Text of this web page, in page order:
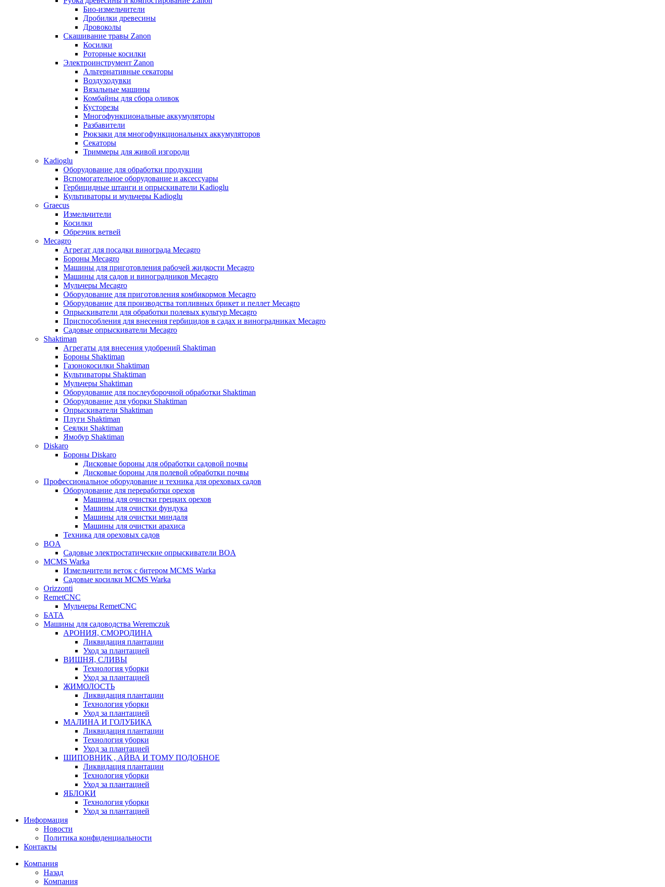
Био-измельчители
Дробилки древесины
Дровоколы
Скашивание травы Zanon
Косилки
Роторные косилки
Электроинструмент Zanon
Альтернативные секаторы
Воздуходувки
Вязальные машины
Комбайны для сбора оливок
Кусторезы
Многофункциональные аккумуляторы
Разбавители
Рюкзаки для многофункциональных аккумуляторов
Секаторы
Триммеры для живой изгороди
Kadioglu
Оборудование для обработки продукции
Вспомогательное оборудование и аксессуары
Гербицидные штанги и опрыскиватели Kadioglu
Культиваторы и мульчеры Kadioglu
Graecus
Измельчители
Косилки
Обрезчик ветвей
Mecagro
Агрегат для посадки винограда Mecagro
Бороны Mecagro
Машины для приготовления рабочей жидкости Mecagro
Машины для садов и виноградников Mecagro
Мульчеры Mecagro
Оборудование для приготовления комбикормов Mecagro
Оборудование для производства топливных брикет и пеллет Mecagro
Опрыскиватели для обработки полевых культур Mecagro
Приспособления для внесения гербицидов в садах и виноградниках Mecagro
Садовые опрыскиватели Mecagro
Shaktiman
Агрегаты для внесения удобрений Shaktiman
Бороны Shaktiman
Газонокосилки Shaktiman
Культиваторы Shaktiman
Мульчеры Shaktiman
Оборудование для послеуборочной обработки Shaktiman
Оборудование для уборки Shaktiman
Опрыскиватели Shaktiman
Плуги Shaktiman
Сеялки Shaktiman
Ямобур Shaktiman
Diskaro
Бороны Diskaro
Дисковые бороны для обработки садовой почвы
Дисковые бороны для полевой обработки почвы
Профессиональное оборудование и техника для ореховых садов
Оборудование для переработки орехов
Машины для очистки грецких орехов
Машины для очистки фундука
Машины для очистки миндаля
Машины для очистки арахиса
Техника для ореховых садов
BOA
Садовые электростатические опрыскиватели BOA
MCMS Warka
Измельчители веток с битером MCMS Warka
Садовые косилки MCMS Warka
Orizzonti
RemetCNC
Мульчеры RemetCNC
БАТА
Машины для садоводства Weremczuk
АРОНИЯ, СМОРОДИНА
Ликвидация плантации
Уход за плантацией
ВИШНЯ, СЛИВЫ
Технология уборки
Уход за плантацией
ЖИМОЛОСТЬ
Ликвидация плантации
Технология уборки
Уход за плантацией
МАЛИНА И ГОЛУБИКА
Ликвидация плантации
Технология уборки
Уход за плантацией
ШИПОВНИК , АЙВА И ТОМУ ПОДОБНОЕ
Ликвидация плантации
Технология уборки
Уход за плантацией
ЯБЛОКИ
Технология уборки
Уход за плантацией
Информация
Новости
Политика конфиденциальности
Контакты
Компания
Назад
Компания